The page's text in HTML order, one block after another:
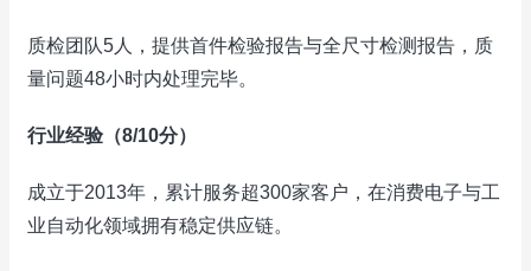
质检团队5人，提供首件检验报告与全尺寸检测报告，质
量问题48小时内处理完毕。
行业经验（8/10分）
成立于2013年，累计服务超300家客户，在消费电子与工
业自动化领域拥有稳定供应链。